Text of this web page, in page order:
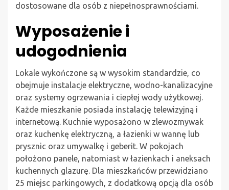
dostosowane dla osób z niepełnosprawnościami.
Wyposażenie i
udogodnienia
Lokale wykończone są w wysokim standardzie, co
obejmuje instalacje elektryczne, wodno-kanalizacyjne
oraz systemy ogrzewania i ciepłej wody użytkowej.
Każde mieszkanie posiada instalację telewizyjną i
internetową. Kuchnie wyposażono w zlewozmywak
oraz kuchenkę elektryczną, a łazienki w wannę lub
prysznic oraz umywalkę i geberit. W pokojach
położono panele, natomiast w łazienkach i aneksach
kuchennych glazurę. Dla mieszkańców przewidziano
25 miejsc parkingowych, z dodatkową opcją dla osób